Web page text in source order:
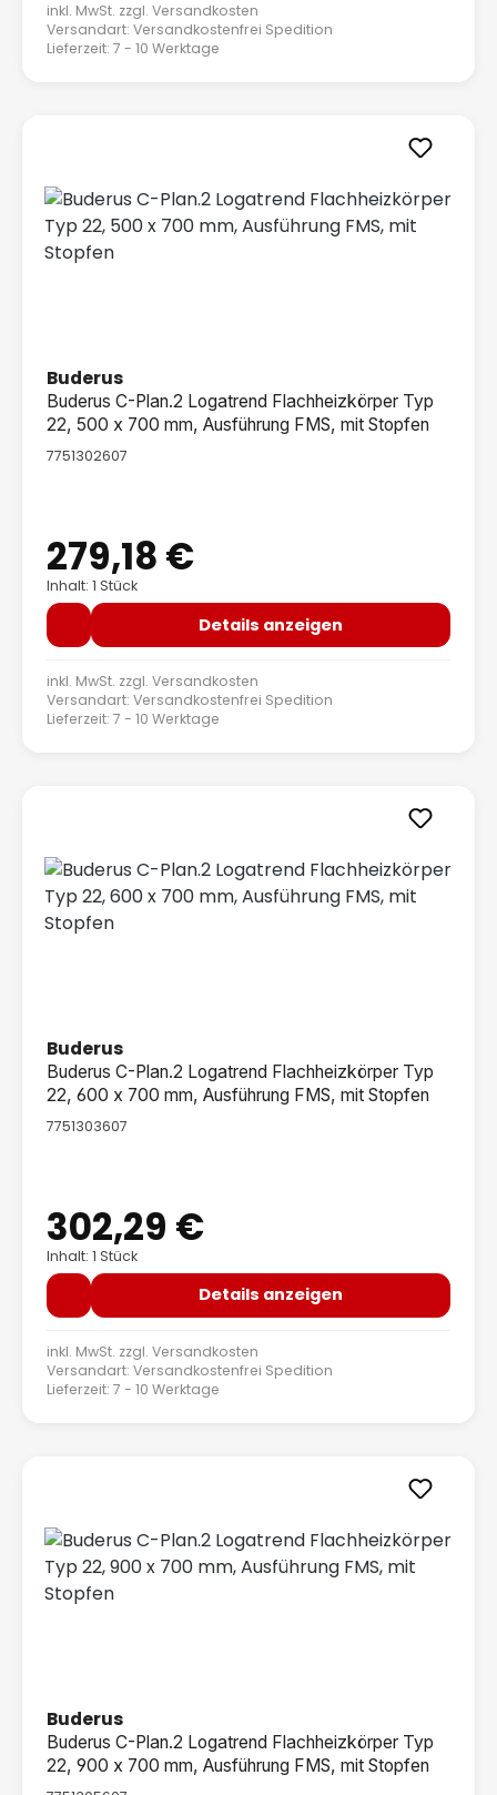
inkl. MwSt. zzgl. Versandkosten
Versandart: Versandkostenfrei Spedition
Lieferzeit: 7 - 10 Werktage
Buderus
Buderus C-Plan.2 Logatrend Flachheizkörper Typ
22, 500 x 700 mm, Ausführung FMS, mit Stopfen
7751302607
Regulärer Preis:
279,18 €
Inhalt: 1 Stück
Details anzeigen
inkl. MwSt. zzgl. Versandkosten
Versandart: Versandkostenfrei Spedition
Lieferzeit: 7 - 10 Werktage
Buderus
Buderus C-Plan.2 Logatrend Flachheizkörper Typ
22, 600 x 700 mm, Ausführung FMS, mit Stopfen
7751303607
Regulärer Preis:
302,29 €
Inhalt: 1 Stück
Details anzeigen
inkl. MwSt. zzgl. Versandkosten
Versandart: Versandkostenfrei Spedition
Lieferzeit: 7 - 10 Werktage
Buderus
Buderus C-Plan.2 Logatrend Flachheizkörper Typ
22, 900 x 700 mm, Ausführung FMS, mit Stopfen